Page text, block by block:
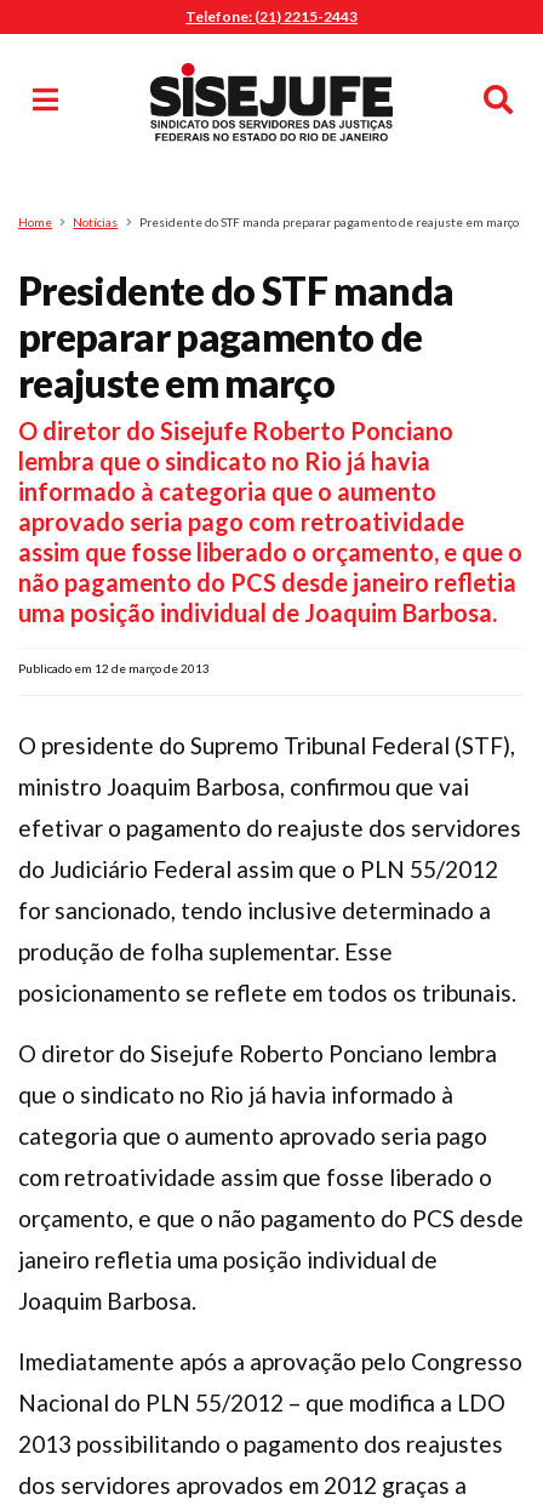
Telefone: (21) 2215-2443
Pesquisa
Home Notícias Presidente do STF manda preparar pagamento de reajuste em março
Presidente do STF manda
preparar pagamento de
reajuste em março
O diretor do Sisejufe Roberto Ponciano
lembra que o sindicato no Rio já havia
informado à categoria que o aumento
aprovado seria pago com retroatividade
assim que fosse liberado o orçamento, e que o
não pagamento do PCS desde janeiro refletia
uma posição individual de Joaquim Barbosa.
Publicado em 12 de março de 2013
O presidente do Supremo Tribunal Federal (STF),
ministro Joaquim Barbosa, confirmou que vai
efetivar o pagamento do reajuste dos servidores
do Judiciário Federal assim que o PLN 55/2012
for sancionado, tendo inclusive determinado a
produção de folha suplementar. Esse
posicionamento se reflete em todos os tribunais.
O diretor do Sisejufe Roberto Ponciano lembra
que o sindicato no Rio já havia informado à
categoria que o aumento aprovado seria pago
com retroatividade assim que fosse liberado o
orçamento, e que o não pagamento do PCS desde
janeiro refletia uma posição individual de
Joaquim Barbosa.
Imediatamente após a aprovação pelo Congresso
Nacional do PLN 55/2012 – que modifica a LDO
2013 possibilitando o pagamento dos reajustes
dos servidores aprovados em 2012 graças a
MENU
Sindicalize-se
Diretoria
O Sindicato
Agenda
Casa do Alto
Sede Campestre
Nossos Convênios
Gympass Wellhub
Seguro Auto
Plano de Saúde
Assistência Funeral
Instagram